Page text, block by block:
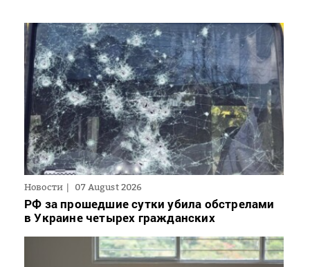
Новости 07 August 2026
РФ за прошедшие сутки убила обстрелами
в Украине четырех гражданских